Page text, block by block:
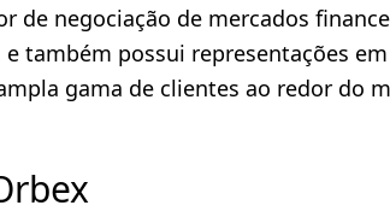
de negociação de mercados
também possui representações
gama de clientes ao redor do